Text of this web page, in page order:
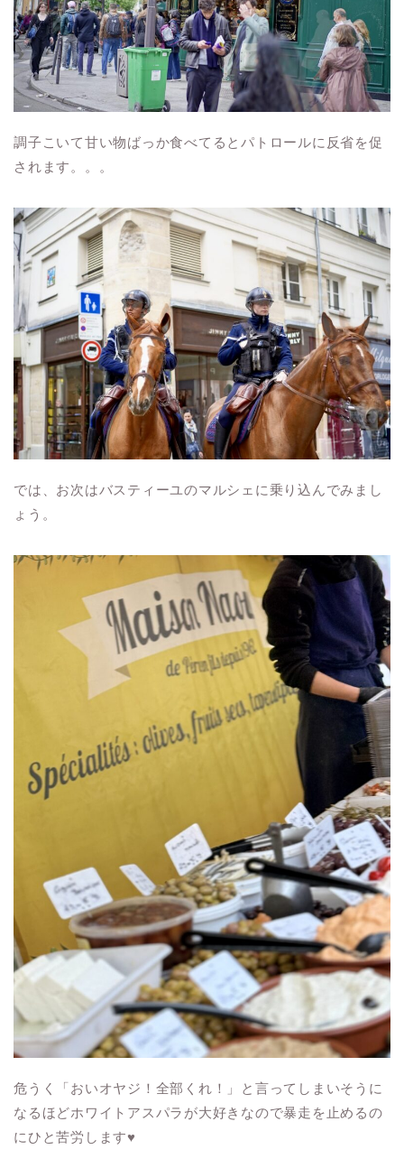
調子こいて甘い物ばっか食べてるとパトロールに反省を促
されます。。。
では、お次はバスティーユのマルシェに乗り込んでみまし
ょう。
危うく「おいオヤジ！全部くれ！」と言ってしまいそうに
なるほどホワイトアスパラが大好きなので暴走を止めるの
にひと苦労します♥